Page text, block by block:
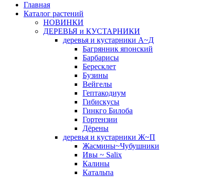
Главная
Каталог растений
НОВИНКИ
ДЕРЕВЬЯ и КУСТАРНИКИ
деревья и кустарники А~Д
Багрянник японский
Барбарисы
Бересклет
Бузины
Вейгелы
Гептакодиум
Гибискусы
Гинкго Билоба
Гортензии
Дёрены
деревья и кустарники Ж~П
Жасмины~Чубушники
Ивы ~ Salix
Калины
Катальпа